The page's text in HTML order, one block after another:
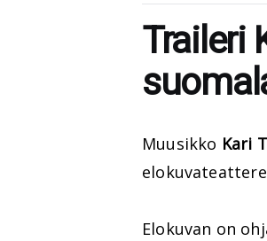
Traileri
Muusikko Kari
Elokuvan on